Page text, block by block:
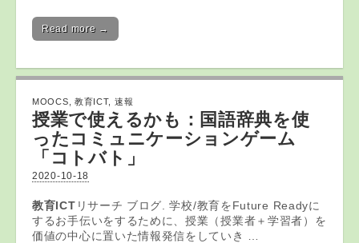
Read more →
MOOCS 教育ICT, 速報
授業で使えるかも：国語辞典を使
ったコミュニケーションゲーム
「コトバト」
2020-10-18
教育ICT リサーチ ブログ. 学校/教育をFuture Readyに
するお手伝いをするために、授業（授業者＋学習者）を
価値の中心に置いた情報発信をしていき …